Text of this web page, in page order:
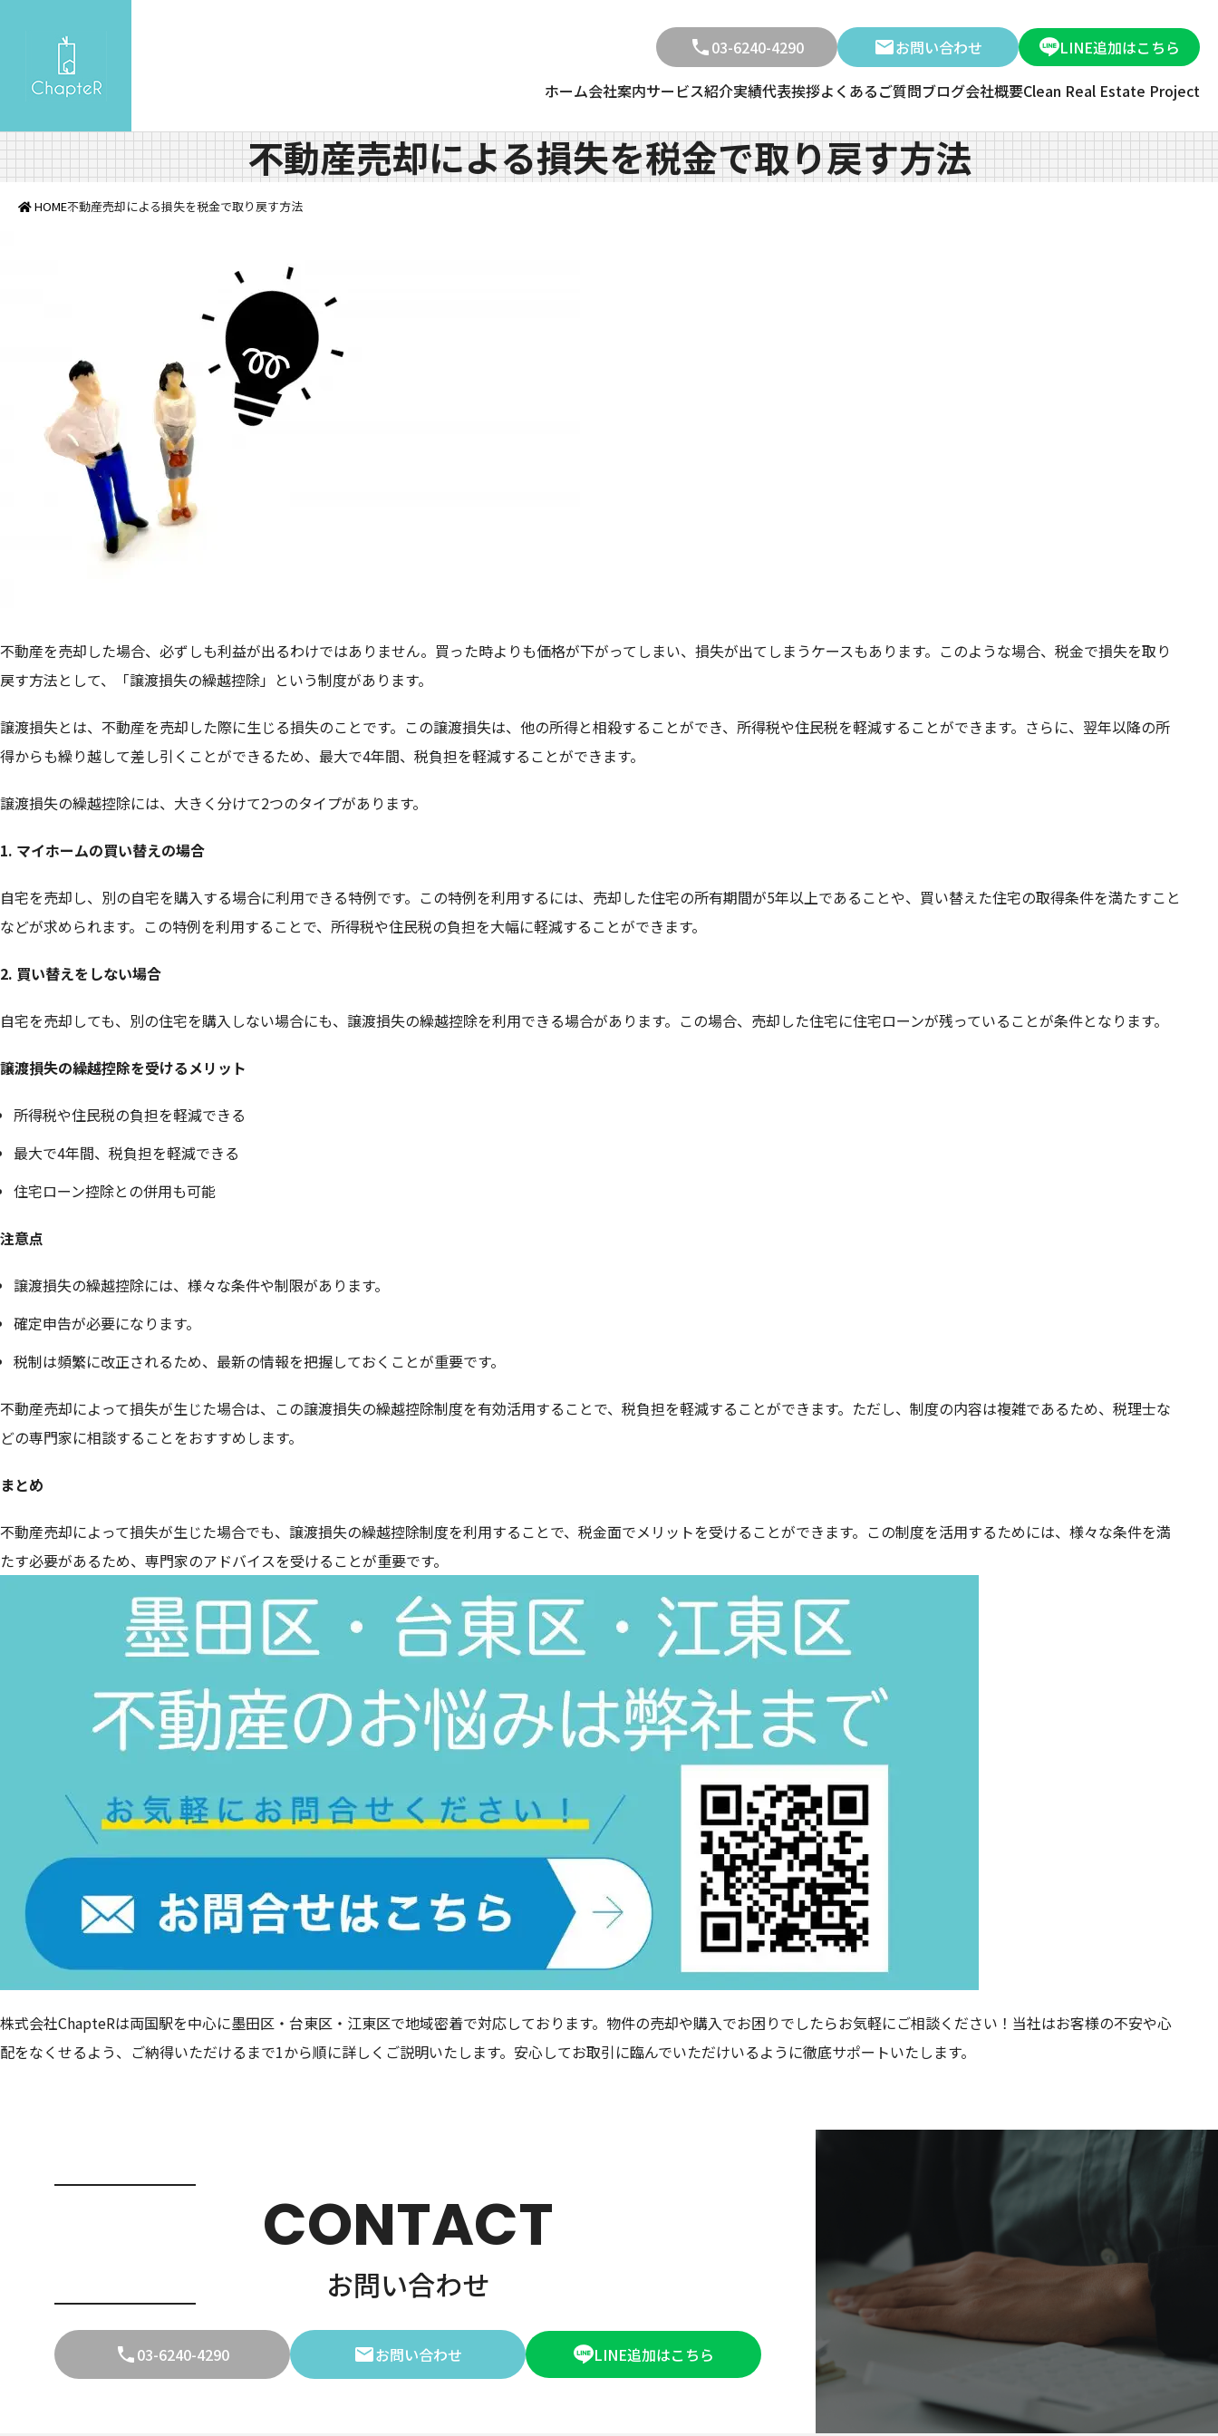
03-6240-4290 お問い合わせ
LINE追加はこちら
ホーム会社案内サービス紹介実績代表挨拶よくあるご質問ブログ会社概要Clean Real Estate Project
不動産売却による損失を税金で取り戻す方法
HOME不動産売却による損失を税金で取り戻す方法
不動産を売却した場合、必ずしも利益が出るわけではありません。買った時よりも価格が下がってしまい、損失が出てしまうケースもあります。このような場合、税金で損失を取り
戻す方法として、「譲渡損失の繰越控除」という制度があります。
譲渡損失とは、不動産を売却した際に生じる損失のことです。この譲渡損失は、他の所得と相殺することができ、所得税や住民税を軽減することができます。さらに、翌年以降の所
得からも繰り越して差し引くことができるため、最大で4年間、税負担を軽減することができます。
譲渡損失の繰越控除には、大きく分けて2つのタイプがあります。
1. マイホームの買い替えの場合
自宅を売却し、別の自宅を購入する場合に利用できる特例です。この特例を利用するには、売却した住宅の所有期間が5年以上であることや、買い替えた住宅の取得条件を満たすこと
などが求められます。この特例を利用することで、所得税や住民税の負担を大幅に軽減することができます。
2. 買い替えをしない場合
自宅を売却しても、別の住宅を購入しない場合にも、譲渡損失の繰越控除を利用できる場合があります。この場合、売却した住宅に住宅ローンが残っていることが条件となります。
譲渡損失の繰越控除を受けるメリット
所得税や住民税の負担を軽減できる
最大で4年間、税負担を軽減できる
住宅ローン控除との併用も可能
注意点
譲渡損失の繰越控除には、様々な条件や制限があります。
確定申告が必要になります。
税制は頻繁に改正されるため、最新の情報を把握しておくことが重要です。
不動産売却によって損失が生じた場合は、この譲渡損失の繰越控除制度を有効活用することで、税負担を軽減することができます。ただし、制度の内容は複雑であるため、税理士な
どの専門家に相談することをおすすめします。
まとめ
不動産売却によって損失が生じた場合でも、譲渡損失の繰越控除制度を利用することで、税金面でメリットを受けることができます。この制度を活用するためには、様々な条件を満
たす必要があるため、専門家のアドバイスを受けることが重要です。
株式会社ChapteRは両国駅を中心に墨田区・台東区・江東区で地域密着で対応しております。物件の売却や購入でお困りでしたらお気軽にご相談ください！当社はお客様の不安や心
配をなくせるよう、ご納得いただけるまで1から順に詳しくご説明いたします。安心してお取引に臨んでいただけいるように徹底サポートいたします。
CONTACT
お問い合わせ
03-6240-4290 お問い合わせ LINE追加はこちら